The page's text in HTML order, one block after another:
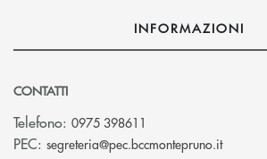
INFORMAZIONI
CONTATTI
Telefono: 0975 398611
PEC: segreteria@pec.bccmontepruno.it(si